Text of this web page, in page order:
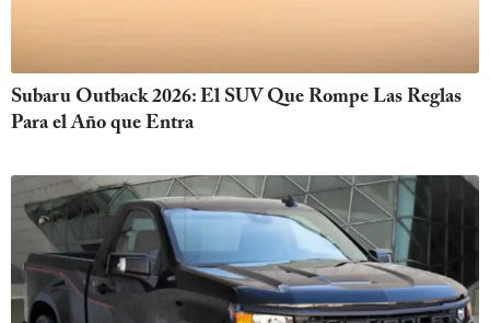
Subaru Outback 2026: El SUV Que Rompe Las Reglas
Para el Año que Entra